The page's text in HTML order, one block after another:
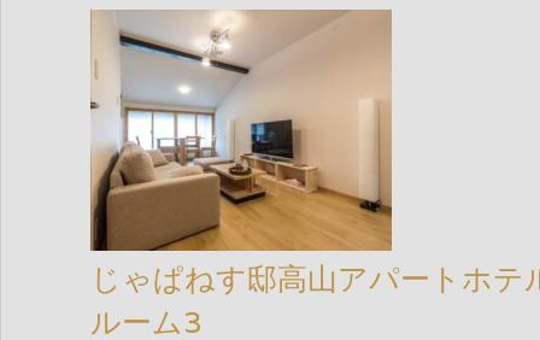
じゃぱねす邸高山アパートホテ
ルーム3